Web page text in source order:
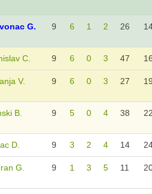
G. 9 6 1 2 26
C. 9 6 0 3 47
V. 9 6 0 3 27
B. 9 5 0 4 38
D. 9 3 2 4 14
G. 9 1 3 5 11